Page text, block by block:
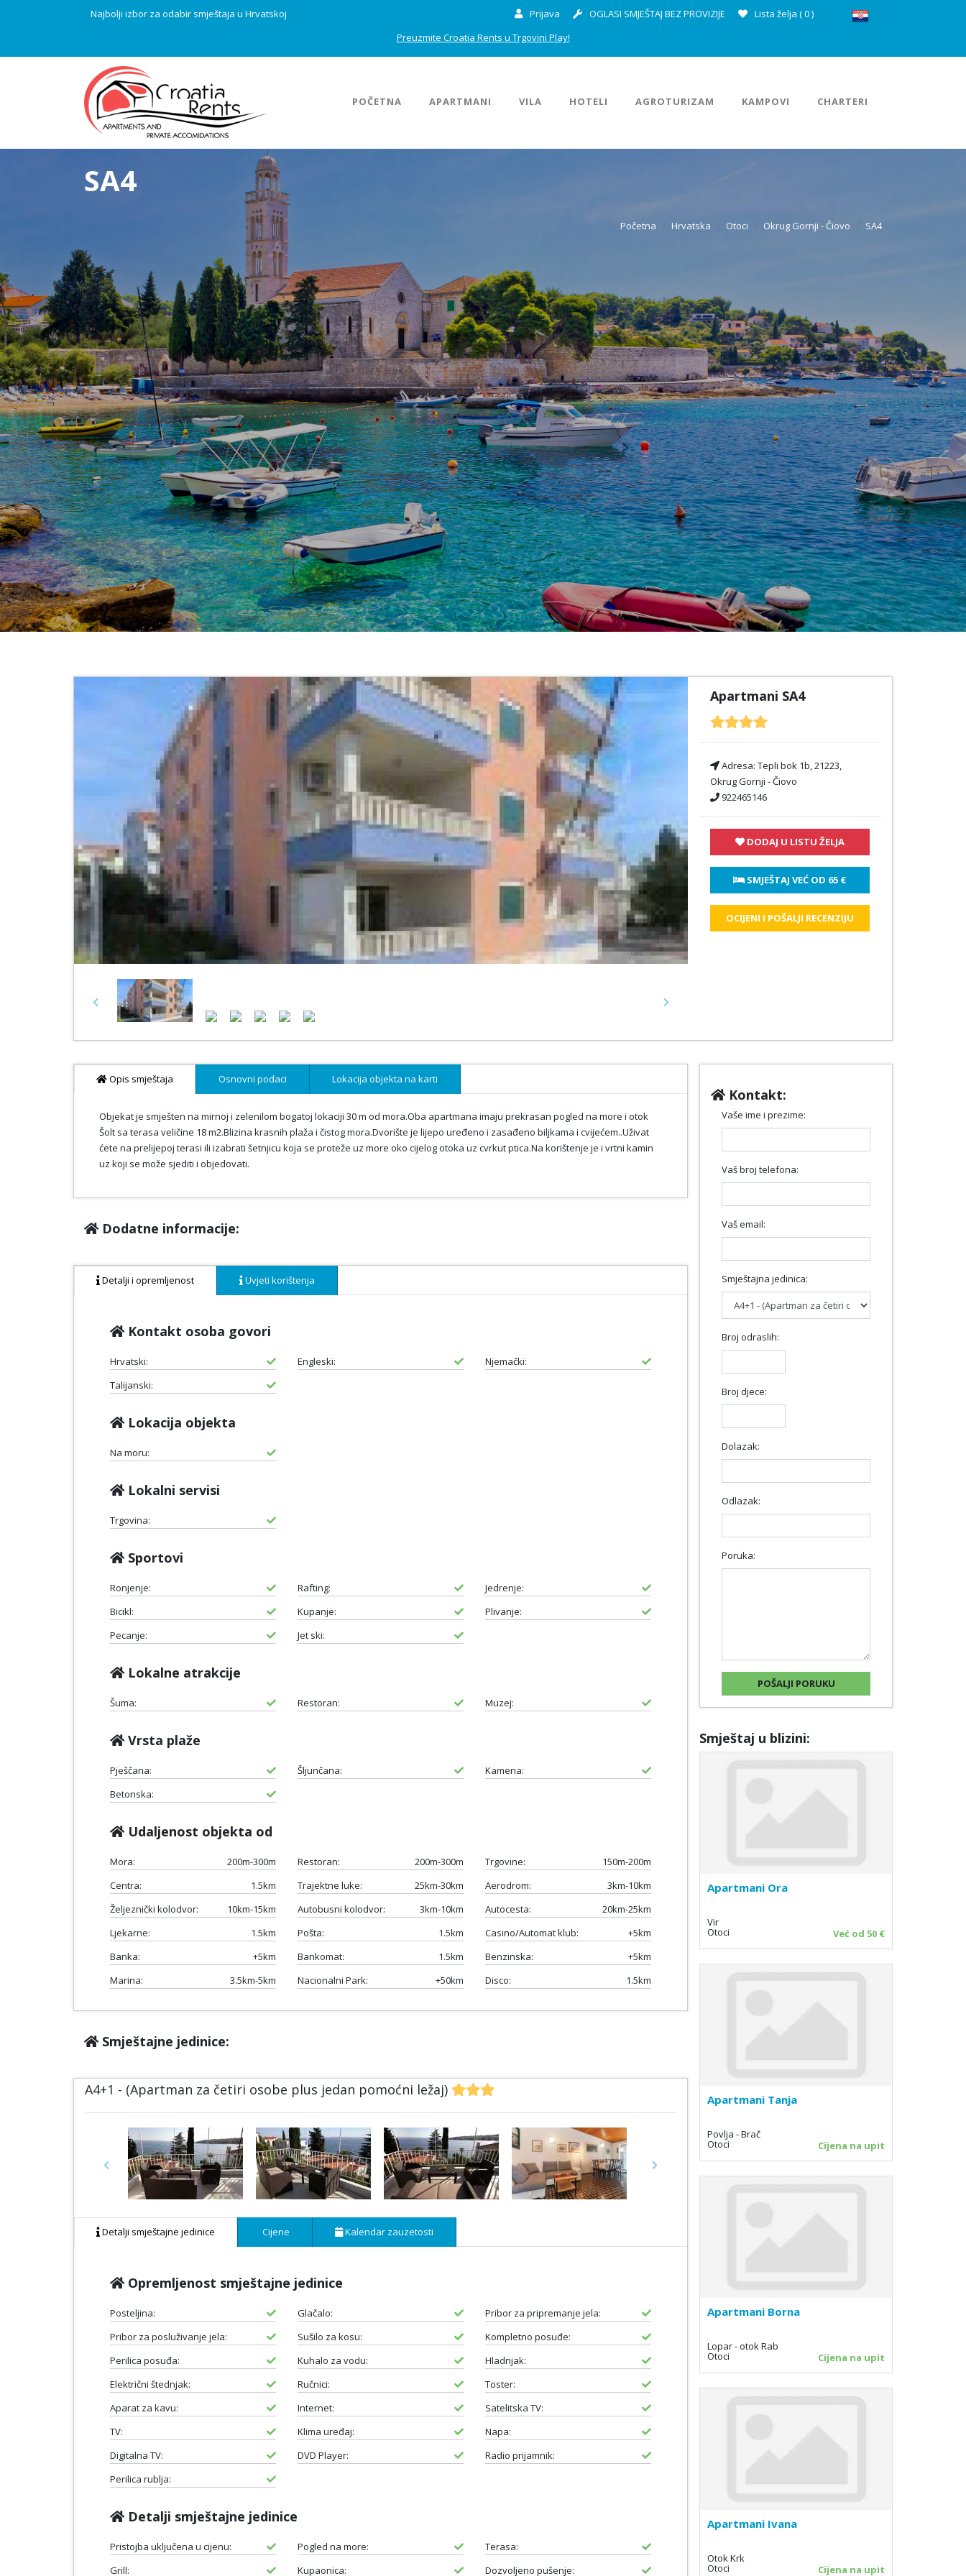
Najbolji izbor za odabir smještaja u Hrvatskoj Prijava OGLASI SMJEŠTAJ BEZ PROVIZIJE Lista želja (0)
Preuzmite Croatia Rents u Trgovini Play!
POČETNA APARTMANI VILA HOTELI AGROTURIZAM KAMPOVI CHARTERI
SA4
Početna Hrvatska Otoci Okrug Gornji - Čiovo SA4
Previous Next
Apartmani SA4
Adresa: Tepli bok 1b, 21223,
Okrug Gornji - Čiovo
922465146
DODAJ U LISTU ŽELJA
SMJEŠTAJ VEĆ OD 65 €
OCIJENI I POŠALJI RECENZIJU
Opis smještaja Osnovni podaci Lokacija objekta na karti
Objekat je smješten na mirnoj i zelenilom bogatoj lokaciji 30 m od mora.Oba apartmana imaju prekrasan pogled na more i otok
Šolt sa terasa veličine 18 m2.Blizina krasnih plaža i čistog mora.Dvorište je lijepo uređeno i zasađeno biljkama i cvijećem..Uživat
ćete na prelijepoj terasi ili izabrati šetnjicu koja se proteže uz more oko cijelog otoka uz cvrkut ptica.Na korištenje je i vrtni kamin
uz koji se može sjediti i objedovati.
Dodatne informacije:
Detalji i opremljenost Uvjeti korištenja
Kontakt osoba govori
Hrvatski: Engleski:
Njemački:
Talijanski:
Lokacija objekta
Na moru:
Lokalni servisi
Trgovina:
Sportovi
Ronjenje: Rafting:
Jedrenje:
Bicikl:
Kupanje:
Plivanje:
Pecanje:
Jet ski:
Lokalne atrakcije
Šuma: Restoran: Muzej:
Vrsta plaže
Pješčana: Šljunčana:
Kamena:
Betonska:
Udaljenost objekta od
Mora: 200m-300m Restoran: 200m-300m Trgovine:
150m-200m
Centra:
1.5km Trajektne luke: 25km-30km Aerodrom:
3km-10km
Željeznički kolodvor:
10km-15km Autobusni kolodvor: 3km-10km Autocesta:
20km-25km
Ljekarne:
1.5km Pošta: 1.5km Casino/Automat klub:
+5km
Banka:
+5km Bankomat: 1.5km Benzinska:
+5km
Marina:
3.5km-5km Nacionalni Park: +50km Disco: 1.5km
Smještajne jedinice:
A4+1 - (Apartman za četiri osobe plus jedan pomoćni ležaj)
Previous Next
Detalji smještajne jedinice Cijene Kalendar zauzetosti
Opremljenost smještajne jedinice
Posteljina: Glačalo:
Pribor za pripremanje jela:
Pribor za posluživanje jela:
Sušilo za kosu:
Kompletno posuđe:
Perilica posuđa:
Kuhalo za vodu:
Hladnjak:
Električni štednjak:
Ručnici:
Toster:
Aparat za kavu:
Internet:
Satelitska TV:
TV:
Klima uređaj:
Napa:
Digitalna TV:
DVD Player:
Radio prijamnik:
Perilica rublja:
Detalji smještajne jedinice
Pristojba uključena u cijenu: Pogled na more:
Terasa:
Grill:
Kupaonica: Dozvoljeno pušenje:
Kontakt:
Vaše ime i prezime:
Vaš broj telefona:
Vaš email:
Smještajna jedinica:
Broj odraslih:
Broj djece:
Dolazak:
Odlazak:
Poruka:
Smještaj u blizini:
Apartmani Ora
Vir
Otoci Već od 50 €
Apartmani Tanja
Povlja - Brač
Otoci Cijena na upit
Apartmani Borna
Lopar - otok Rab
Otoci Cijena na upit
Apartmani Ivana
Otok Krk
Otoci Cijena na upit